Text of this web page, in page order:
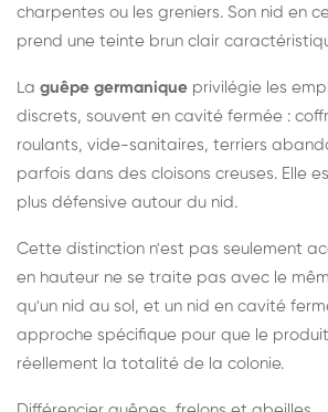
charpentes ou les greniers. Son nid en
prend une teinte brun clair
La guêpe germanique privilégie les
discrets, souvent en cavité fermée :
roulants, vide-sanitaires, terriers
parfois dans des cloisons creuses. Elle
plus défensive autour du nid.
Cette distinction n'est pas seulement
en hauteur ne se traite pas avec le
qu'un nid au sol, et un nid en cavité
approche spécifique pour que le
réellement la totalité de la colonie.